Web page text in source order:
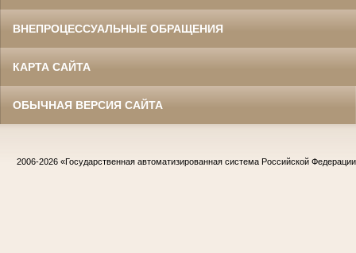
ВНЕПРОЦЕССУАЛЬНЫЕ ОБРАЩЕНИЯ
КАРТА САЙТА
ОБЫЧНАЯ ВЕРСИЯ САЙТА
2006-2026 «Государственная автоматизированная система Российской